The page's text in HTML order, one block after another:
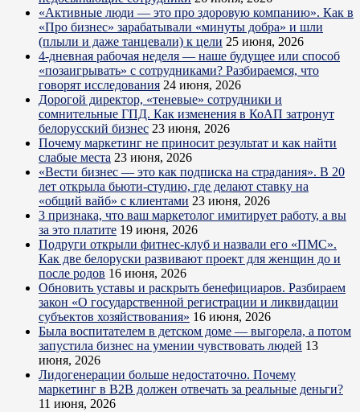
«Активные люди — это про здоровую компанию». Как в
«Про бизнес» зарабатывали «минуты добра» и шли
(плыли и даже танцевали) к цели 25 июня, 2026
4-дневная рабочая неделя — наше будущее или способ
«позаигрывать» с сотрудниками? Разбираемся, что
говорят исследования 24 июня, 2026
Дорогой директор, «теневые» сотрудники и
сомнительные ГПД. Как изменения в КоАП затронут
белорусский бизнес 23 июня, 2026
Почему маркетинг не приносит результат и как найти
слабые места 23 июня, 2026
«Вести бизнес — это как подписка на страдания». В 20
лет открыла бьюти-студию, где делают ставку на
«общий вайб» с клиентами 23 июня, 2026
3 признака, что ваш маркетолог имитирует работу, а вы
за это платите 19 июня, 2026
Подруги открыли фитнес-клуб и назвали его «ПМС».
Как две белоруски развивают проект для женщин до и
после родов 16 июня, 2026
Обновить уставы и раскрыть бенефициаров. Разбираем
закон «О государственной регистрации и ликвидации
субъектов хозяйствования» 16 июня, 2026
Была воспитателем в детском доме — выгорела, а потом
запустила бизнес на умении чувствовать людей 13
июня, 2026
Лидогенерации больше недостаточно. Почему
маркетинг в B2B должен отвечать за реальные деньги?
11 июня, 2026